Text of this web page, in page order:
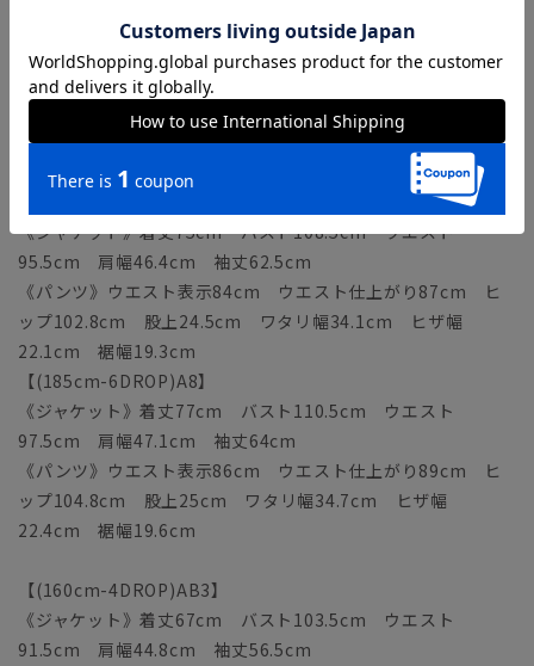
【(175cm-6DROP)A6】
《ジャケット》着丈73cm バスト106.5cm ウエスト
93.5cm 肩幅45.7cm 袖丈61cm
《パンツ》ウエスト表示82cm ウエスト仕上がり85cm ヒ
ップ100.8cm 股上24cm ワタリ幅33.5cm ヒザ幅
21.8cm 裾幅19cm
《ジャケット》着丈75cm バスト108.5cm ウエスト
95.5cm 肩幅46.4cm 袖丈62.5cm
《パンツ》ウエスト表示84cm ウエスト仕上がり87cm ヒ
ップ102.8cm 股上24.5cm ワタリ幅34.1cm ヒザ幅
22.1cm 裾幅19.3cm
【(185cm-6DROP)A8】
《ジャケット》着丈77cm バスト110.5cm ウエスト
97.5cm 肩幅47.1cm 袖丈64cm
《パンツ》ウエスト表示86cm ウエスト仕上がり89cm ヒ
ップ104.8cm 股上25cm ワタリ幅34.7cm ヒザ幅
22.4cm 裾幅19.6cm
【(160cm-4DROP)AB3】
《ジャケット》着丈67cm バスト103.5cm ウエスト
91.5cm 肩幅44.8cm 袖丈56.5cm